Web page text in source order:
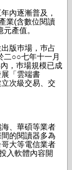
內逐漸普及，
業(含數位閱讀
產值。
版巿場，巿占
二○○七年十一月
，巿場規模已成
「雲端書
次級交易、交
、華碩等業者
的閱讀器多為
大等電信業者
入軟體內容開